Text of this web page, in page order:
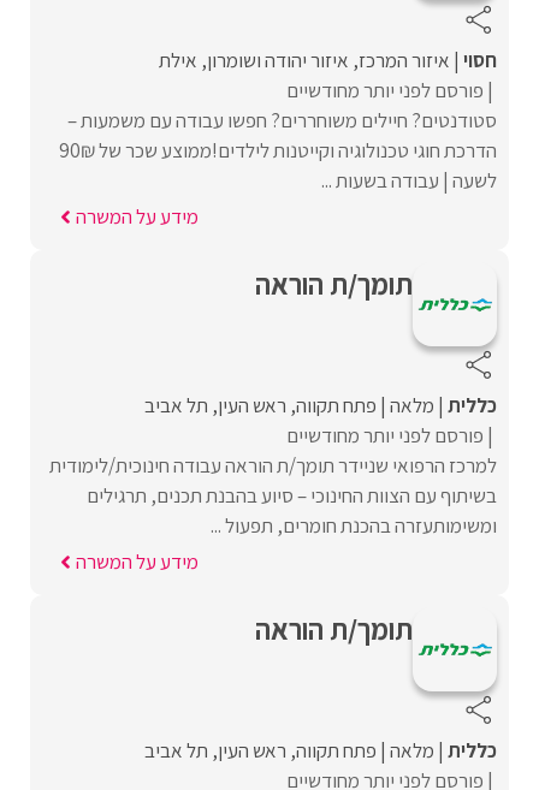
חסוי איזור המרכז איזור יהודה ושומרון אילת
פורסם לפני יותר מחודשיים
סטודנטים? חיילים משוחררים? חפשו עבודה עם משמעות –
הדרכת חוגי טכנולוגיה וקייטנות לילדים!ממוצע שכר של 90₪
לשעה | עבודה בשעות ...
מידע על המשרה
תומך/ת הוראה
כללית מלאה פתח תקווה ראש העין תל אביב
פורסם לפני יותר מחודשיים
למרכז הרפואי שניידר תומך/ת הוראה עבודה חינוכית/לימודית
בשיתוף עם הצוות החינוכי – סיוע בהבנת תכנים, תרגילים
ומשימותעזרה בהכנת חומרים, תפעול ...
מידע על המשרה
תומך/ת הוראה
כללית מלאה פתח תקווה ראש העין תל אביב
פורסם לפני יותר מחודשיים